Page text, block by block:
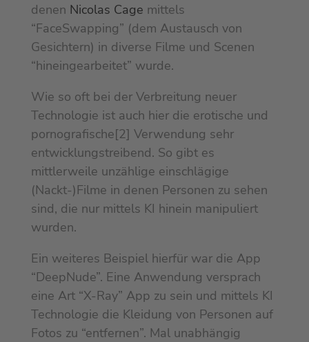
denen Nicolas Cage mittels
“FaceSwapping” (dem Austausch von
Gesichtern) in diverse Filme und Scenen
“hineingearbeitet” wurde.
Wie so oft bei der Verbreitung neuer
Technologie ist auch hier die erotische und
pornografische[2] Verwendung sehr
entwicklungstreibend. So gibt es
mittlerweile unzählige einschlägige
(Nackt-)Filme in denen Personen zu sehen
sind, die nur mittels KI hinein manipuliert
wurden.
Ein weiteres Beispiel hierfür war die App
“DeepNude”. Eine Anwendung versprach
eine Art “X-Ray” App zu sein und mittels KI
Technologie die Kleidung von Personen auf
Fotos zu “entfernen”. Mal unabhängig